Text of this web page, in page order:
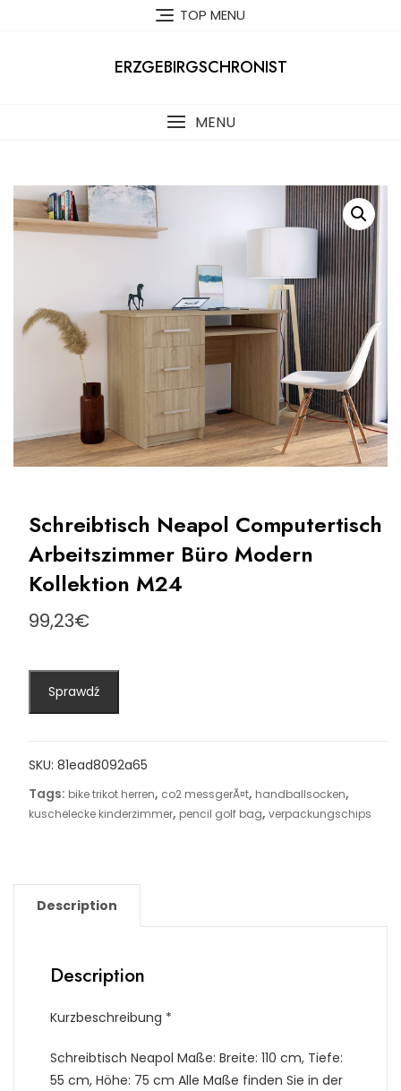
TOP MENU
ERZGEBIRGSCHRONIST
MENU
Schreibtisch Neapol Computertisch
Arbeitszimmer Büro Modern
Kollektion M24
99,23€
Sprawdź
SKU: 81ead8092a65
Tags: bike trikot herren, co2 messgerÃ¤t, handballsocken,
kuschelecke kinderzimmer, pencil golf bag, verpackungschips
Description
Description
Kurzbeschreibung *
Schreibtisch Neapol Maße: Breite: 110 cm, Tiefe:
55 cm, Höhe: 75 cm Alle Maße finden Sie in der